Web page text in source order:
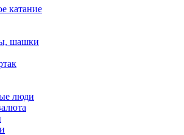
катание
шашки
люди